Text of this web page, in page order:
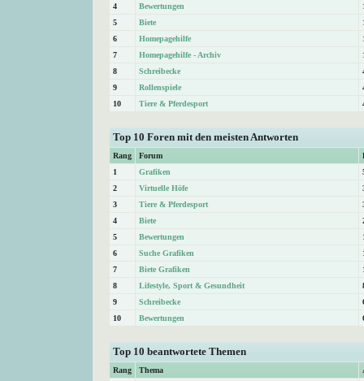
4
Bewertungen
5
Biete
6
Homepagehilfe
7
Homepagehilfe - Archiv
8
Schreibecke
9
Rollenspiele
10
Tiere & Pferdesport
Top 10 Foren mit den meisten Antworten
Rang Forum
1
Grafiken
2
Virtuelle Höfe
3
Tiere & Pferdesport
4
Biete
5
Bewertungen
6
Suche Grafiken
7
Biete Grafiken
8
Lifestyle, Sport & Gesundheit
9
Schreibecke
10
Bewertungen
Top 10 beantwortete Themen
Rang Thema